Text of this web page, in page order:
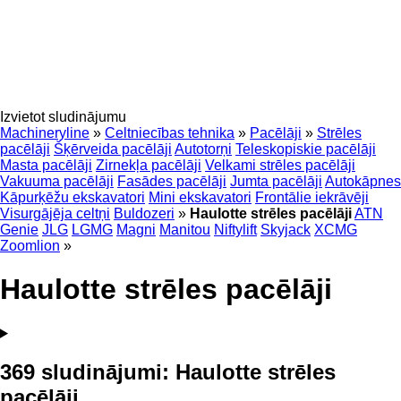
Izvietot sludinājumu
Machineryline » Celtniecības tehnika » Pacēlāji » Strēles
pacēlāji Šķērveida pacēlāji Autotorņi Teleskopiskie pacēlāji
Masta pacēlāji Zirnekļa pacēlāji Velkami strēles pacēlāji
Vakuuma pacēlāji Fasādes pacēlāji Jumta pacēlāji Autokāpnes
Kāpurķēžu ekskavatori Mini ekskavatori Frontālie iekrāvēji
Visurgājēja celtņi Buldozeri » Haulotte strēles pacēlājiATN
Genie JLG LGMG Magni Manitou Niftylift Skyjack XCMG
Zoomlion »
Haulotte strēles pacēlāji
369 sludinājumi: Haulotte strēles